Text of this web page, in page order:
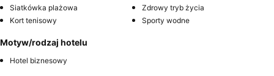
Siatkówka plażowa
Zdrowy tryb życia
Kort tenisowy
Sporty wodne
Motyw/rodzaj hotelu
Hotel biznesowy